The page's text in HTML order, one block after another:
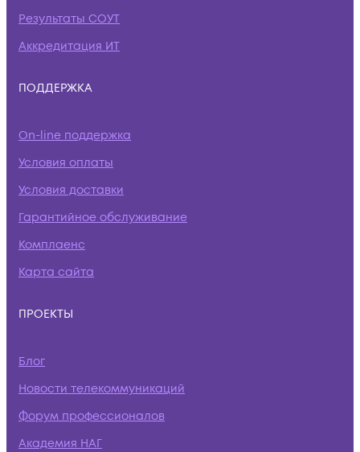
Результаты СОУТ
Аккредитация ИТ
ПОДДЕРЖКА
On-line поддержка
Условия оплаты
Условия доставки
Гарантийное обслуживание
Комплаенс
Карта сайта
ПРОЕКТЫ
Блог
Новости телекоммуникаций
Форум профессионалов
Академия НАГ